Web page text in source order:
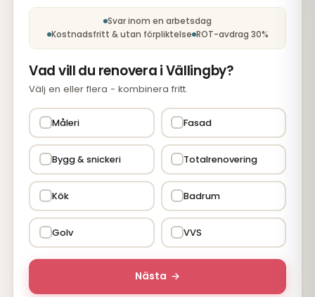
Steg 1 av 5: TjänstSvar inom en arbetsdag
Kostnadsfritt & utan förpliktelse ROT-avdrag 30%
Vad vill du renovera i Vällingby?
Välj en eller flera - kombinera fritt.
Måleri Fasad
Bygg & snickeri Totalrenovering
Kök Badrum
Golv VVS
Nästa →